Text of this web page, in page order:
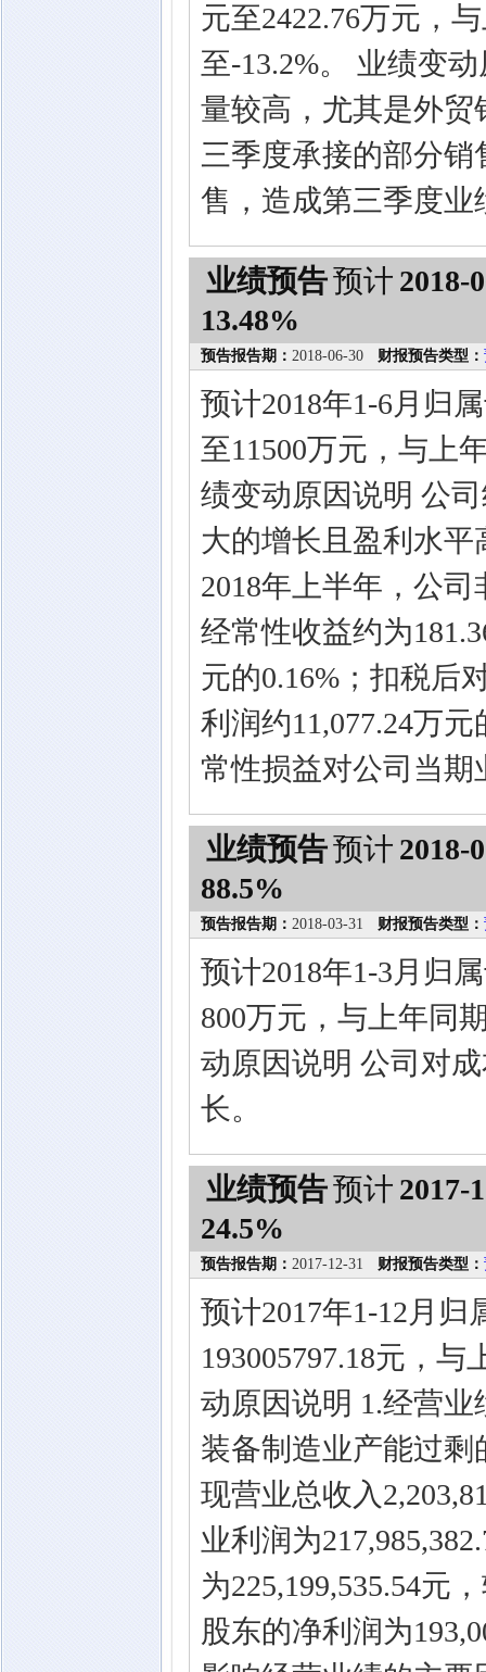
元至2422.76万元，
至-13.2%。 业绩变
量较高，尤其是外贸
三季度承接的部分
售，造成第三季度业
业绩预告预计 2018-
13.48%
预告报告期： 2018-06-30 财报预告类型：
预计2018年1-6月归
至11500万元，与上
绩变动原因说明 公
大的增长且盈利水
2018年上半年，公
经常性收益约为
元的0.16%；扣税后
利润约11,077.24万
常性损益对公司当
业绩预告预计 2018-
88.5%
预告报告期： 2018-03-31 财报预告类型：
预计2018年1-3月归
800万元，与上年同
动原因说明 公司对
长。
业绩预告预计 2017-
24.5%
预告报告期： 2017-12-31 财报预告类型：
预计2017年1-12月
193005797.18元，
动原因说明 1.经营
装备制造业产能过
现营业总收入
业利润为
为225,199,535.54元
股东的净利润为